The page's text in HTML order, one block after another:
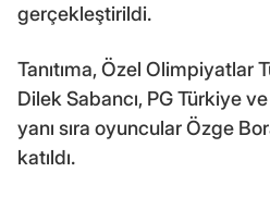
gerçekleştirildi.
Tanıtıma, Özel Olimpiyatlar
Dilek Sabancı, PG Türkiye
yanı sıra oyuncular Özge
katıldı.